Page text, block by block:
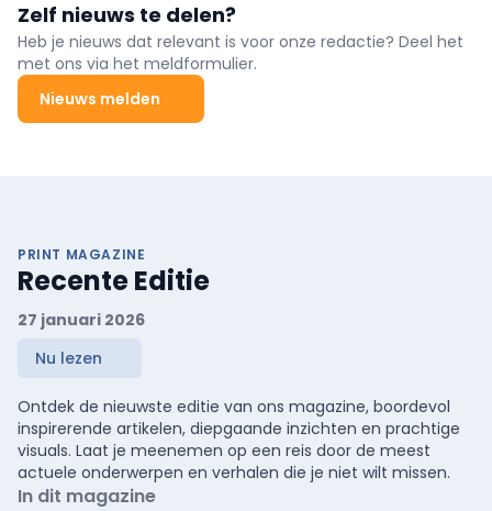
niet. Kosten- en personeelstekort drukken op efficiëntie; AI-gebruik
groeit, strategische toepassing hinkt achterop.
Zelf nieuws te delen?
Heb je nieuws dat relevant is voor onze redactie? Deel het
met ons via het meldformulier.
Nieuws melden
PRINT MAGAZINE
Recente Editie
27 januari 2026
Nu lezen
Ontdek de nieuwste editie van ons magazine, boordevol
inspirerende artikelen, diepgaande inzichten en prachtige
visuals. Laat je meenemen op een reis door de meest
actuele onderwerpen en verhalen die je niet wilt missen.
In dit magazine